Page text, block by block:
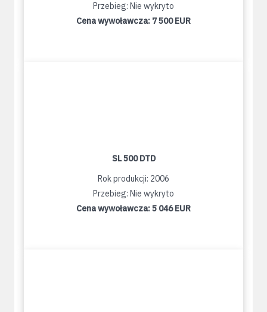
Przebieg: Nie wykryto
Cena wywoławcza: 7 500 EUR
SL 500 DTD
Rok produkcji: 2006
Przebieg: Nie wykryto
Cena wywoławcza:5 046 EUR